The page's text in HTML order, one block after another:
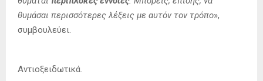
θυμάσαι περισσότερες λέξεις με αυτόν τον τρόπο»,
συμβουλεύει.
Αντιοξειδωτικά.